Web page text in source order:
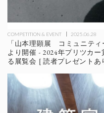
COMPETITION & EVENT 2025.06.28
「山本理顕展 コミュニテ
より開催 - 2024年プリツカ
る展覧会 [ 読者プレゼントあ